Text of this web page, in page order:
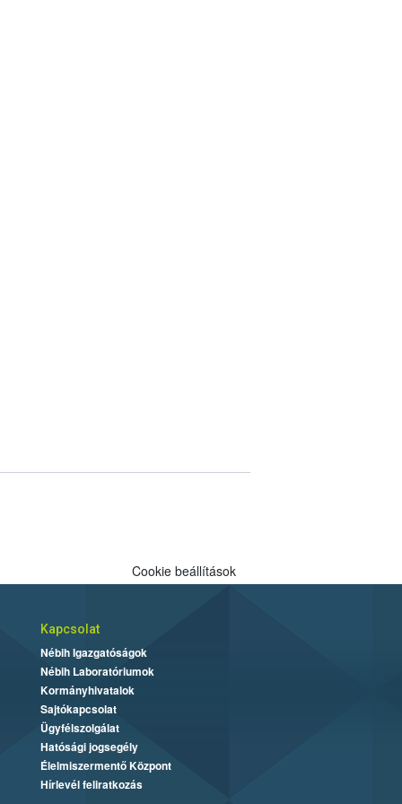
Cookie beállítások
Kapcsolat
Nébih Igazgatóságok
Nébih Laboratóriumok
Kormányhivatalok
Sajtókapcsolat
Ügyfélszolgálat
Hatósági jogsegély
Élelmiszermentő Központ
Hírlevél feliratkozás